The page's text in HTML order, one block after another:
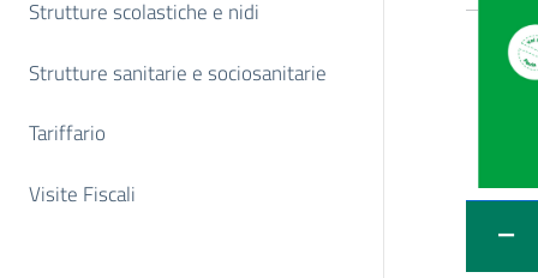
Strutture scolastiche e nidi
Strutture sanitarie e sociosanitarie
Tariffario
Visite Fiscali